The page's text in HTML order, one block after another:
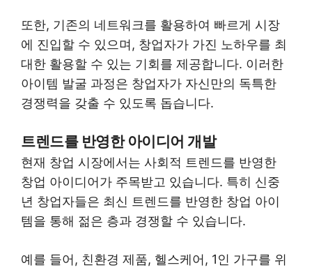
또한, 기존의 네트워크를 활용하여 빠르게 시장
에 진입할 수 있으며, 창업자가 가진 노하우를 최
대한 활용할 수 있는 기회를 제공합니다. 이러한
아이템 발굴 과정은 창업자가 자신만의 독특한
경쟁력을 갖출 수 있도록 돕습니다.
트렌드를 반영한 아이디어 개발
현재 창업 시장에서는 사회적 트렌드를 반영한
창업 아이디어가 주목받고 있습니다. 특히 신중
년 창업자들은 최신 트렌드를 반영한 창업 아이
템을 통해 젊은 층과 경쟁할 수 있습니다.
예를 들어, 친환경 제품, 헬스케어, 1인 가구를 위